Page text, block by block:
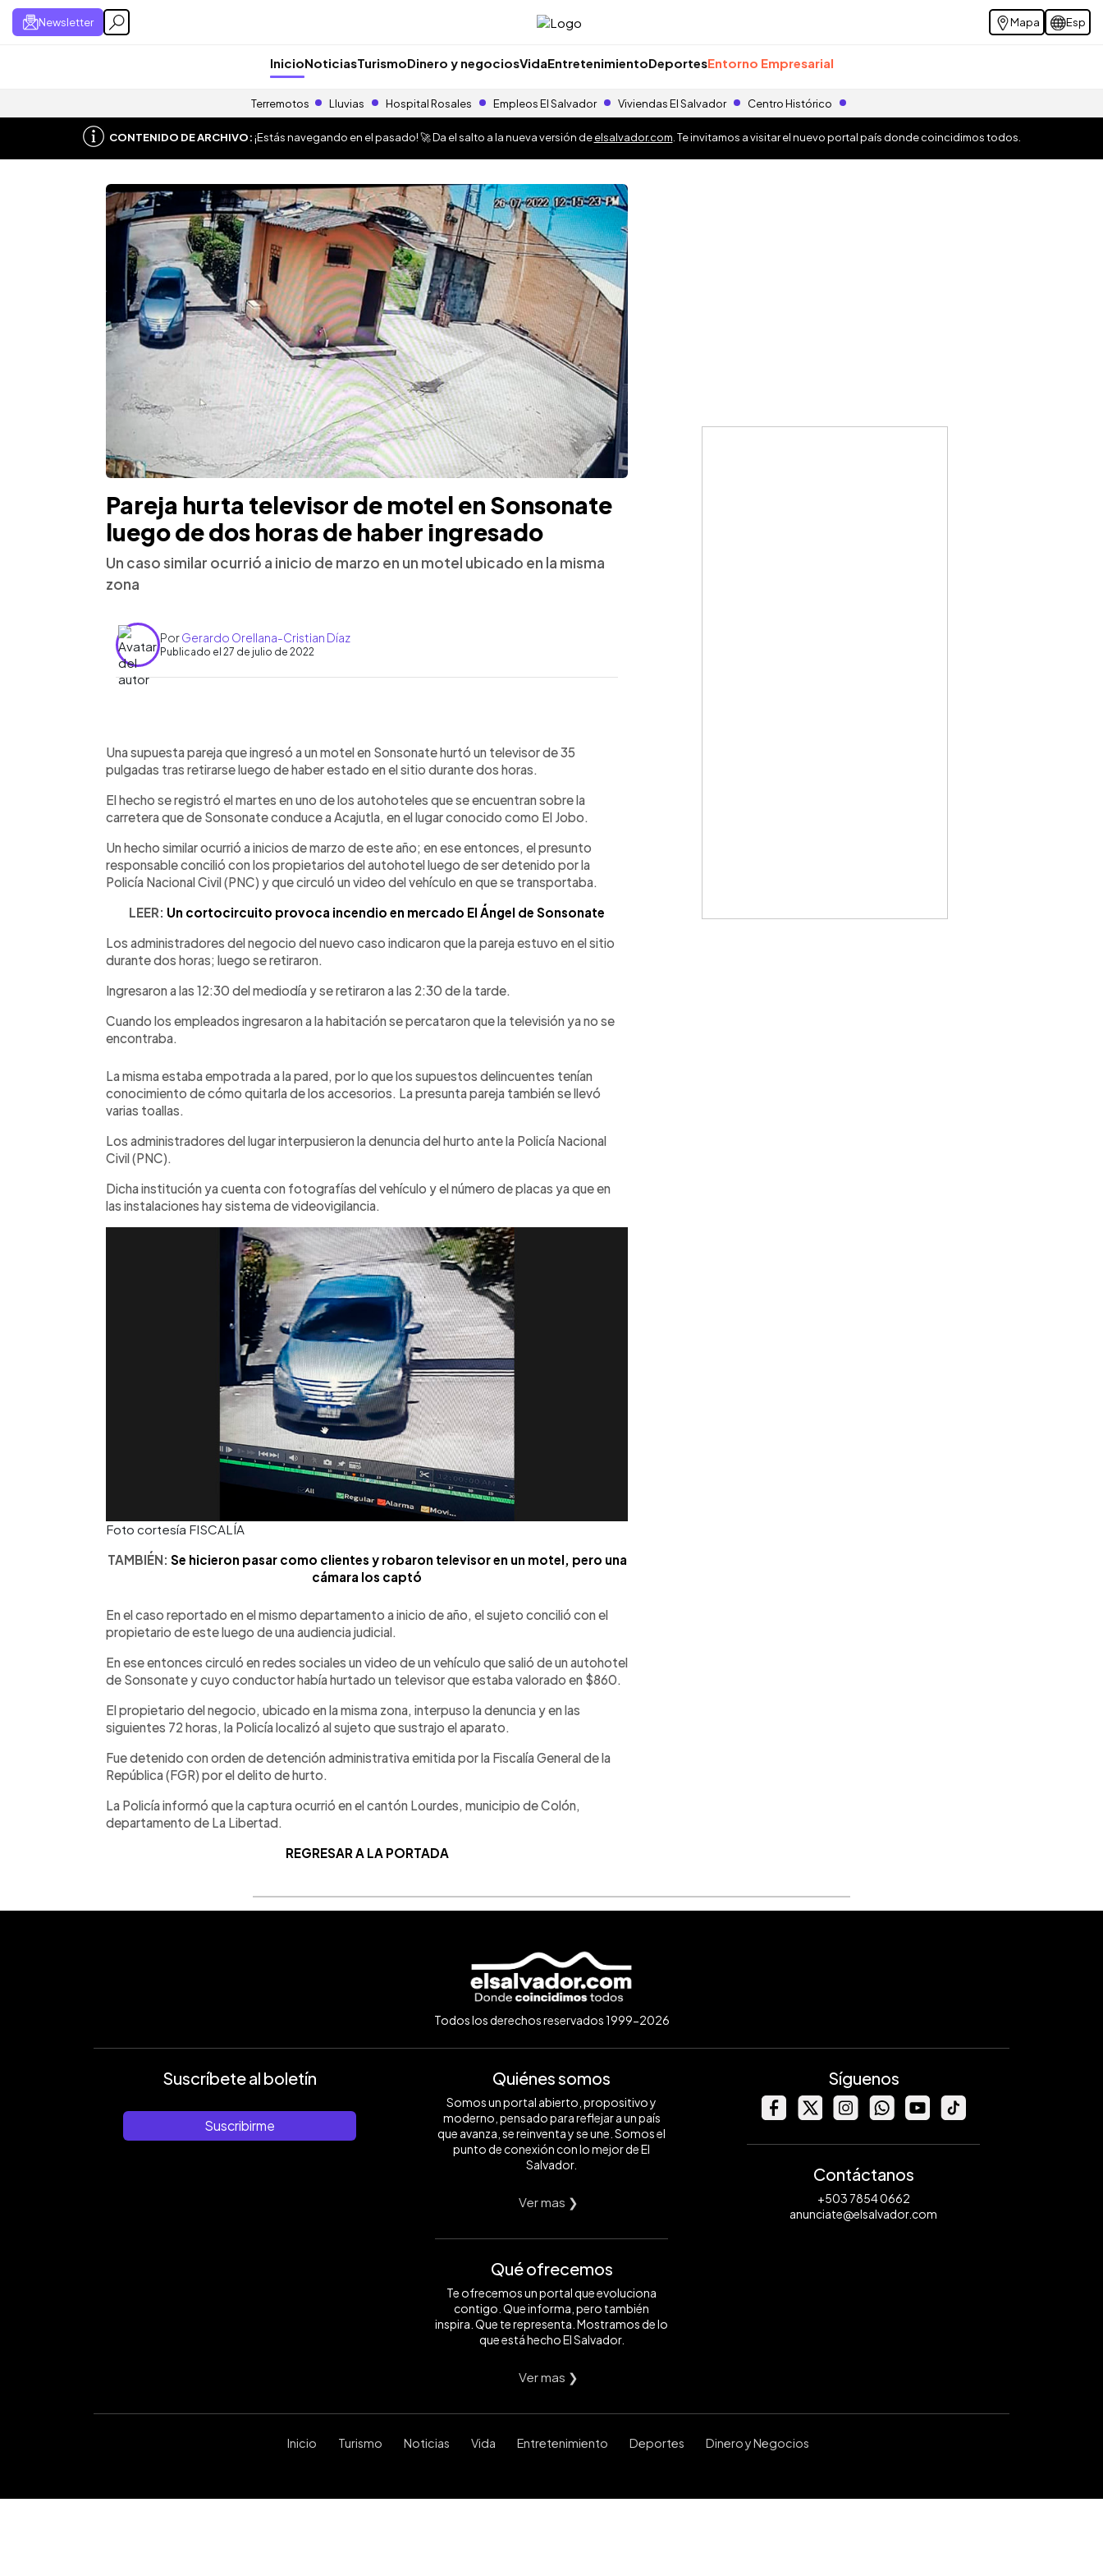
Newsletter Mapa Esp
InicioNoticiasTurismoDinero y negociosVidaEntretenimientoDeportesEntorno Empresarial
Terremotos Lluvias Hospital Rosales Empleos El Salvador Viviendas El Salvador Centro Histórico
CONTENIDO DE ARCHIVO:¡Estás navegando en el pasado! 🚀 Da el salto a la nueva versión deelsalvador.com . Te invitamos a visitar el nuevo portal país donde coincidimos todos.
Pareja hurta televisor de motel en Sonsonate
luego de dos horas de haber ingresado
Un caso similar ocurrió a inicio de marzo en un motel ubicado en la misma
zona
PorGerardo Orellana-Cristian Díaz
Publicado el 27 de julio de 2022
Escuchar artículo
Una supuesta pareja que ingresó a un motel en Sonsonate hurtó un televisor de 35
pulgadas tras retirarse luego de haber estado en el sitio durante dos horas.
El hecho se registró el martes en uno de los autohoteles que se encuentran sobre la
carretera que de Sonsonate conduce a Acajutla, en el lugar conocido como El Jobo.
Un hecho similar ocurrió a inicios de marzo de este año; en ese entonces, el presunto
responsable concilió con los propietarios del autohotel luego de ser detenido por la
Policía Nacional Civil (PNC) y que circuló un video del vehículo en que se transportaba.
LEER: Un cortocircuito provoca incendio en mercado El Ángel de Sonsonate
Los administradores del negocio del nuevo caso indicaron que la pareja estuvo en el sitio
durante dos horas; luego se retiraron.
Ingresaron a las 12:30 del mediodía y se retiraron a las 2:30 de la tarde.
Cuando los empleados ingresaron a la habitación se percataron que la televisión ya no se
encontraba.
La misma estaba empotrada a la pared, por lo que los supuestos delincuentes tenían
conocimiento de cómo quitarla de los accesorios. La presunta pareja también se llevó
varias toallas.
Los administradores del lugar interpusieron la denuncia del hurto ante la Policía Nacional
Civil (PNC).
Dicha institución ya cuenta con fotografías del vehículo y el número de placas ya que en
las instalaciones hay sistema de videovigilancia.
Foto cortesía FISCALÍA
TAMBIÉN: Se hicieron pasar como clientes y robaron televisor en un motel, pero una
cámara los captó
En el caso reportado en el mismo departamento a inicio de año, el sujeto concilió con el
propietario de este luego de una audiencia judicial.
En ese entonces circuló en redes sociales un video de un vehículo que salió de un autohotel
de Sonsonate y cuyo conductor había hurtado un televisor que estaba valorado en $860.
El propietario del negocio, ubicado en la misma zona, interpuso la denuncia y en las
siguientes 72 horas, la Policía localizó al sujeto que sustrajo el aparato.
Fue detenido con orden de detención administrativa emitida por la Fiscalía General de la
República (FGR) por el delito de hurto.
La Policía informó que la captura ocurrió en el cantón Lourdes, municipio de Colón,
departamento de La Libertad.
REGRESAR A LA PORTADA
Todos los derechos reservados 1999-2026
Suscríbete al boletín
Suscribirme
Quiénes somos
Somos un portal abierto, propositivo y
moderno, pensado para reflejar a un país
que avanza, se reinventa y se une. Somos el
punto de conexión con lo mejor de El
Salvador.
Ver mas ❯
Qué ofrecemos
Te ofrecemos un portal que evoluciona
contigo. Que informa, pero también
inspira. Que te representa. Mostramos de lo
que está hecho El Salvador.
Ver mas ❯
Síguenos
Contáctanos
+503 7854 0662
anunciate@elsalvador.com
Inicio Turismo Noticias Vida Entretenimiento Deportes Dinero y Negocios